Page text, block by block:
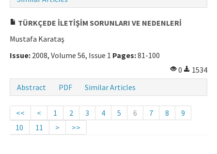
TÜRKÇEDE İLETİŞİM SORUNLARI VE NEDENLERİ
Mustafa Karataş
Issue: 2008, Volume 56, Issue 1 Pages:81-100
0
1534
Abstract
PDF Similar Articles
<< < 1 2 3 4 5 6 7 8
9
10
11 > >>